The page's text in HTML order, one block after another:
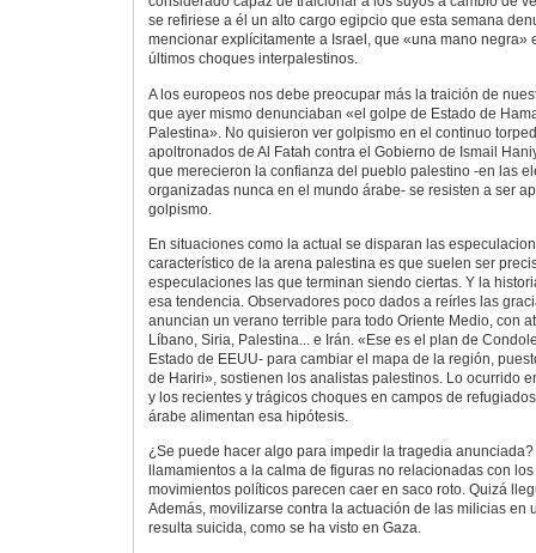
se refiriese a él un alto cargo egipcio que esta semana
mencionar explícitamente a Israel, que «una mano negra»
últimos choques interpalestinos.
A los europeos nos debe preocupar más la traición de
que ayer mismo denunciaban «el golpe de Estado de
Palestina». No quisieron ver golpismo en el continuo
apoltronados de Al Fatah contra el Gobierno de Ismail
que merecieron la confianza del pueblo palestino -en las
organizadas nunca en el mundo árabe- se resisten a ser
golpismo.
En situaciones como la actual se disparan las
característico de la arena palestina es que suelen ser
especulaciones las que terminan siendo ciertas. Y la
esa tendencia. Observadores poco dados a reírles las
anuncian un verano terrible para todo Oriente Medio, con
Líbano, Siria, Palestina... e Irán. «Ese es el plan de
Estado de EEUU- para cambiar el mapa de la región,
de Hariri», sostienen los analistas palestinos. Lo ocurrido
y los recientes y trágicos choques en campos de
árabe alimentan esa hipótesis.
¿Se puede hacer algo para impedir la tragedia
llamamientos a la calma de figuras no relacionadas con
movimientos políticos parecen caer en saco roto. Quizá
Además, movilizarse contra la actuación de las milicias en
resulta suicida, como se ha visto en Gaza.